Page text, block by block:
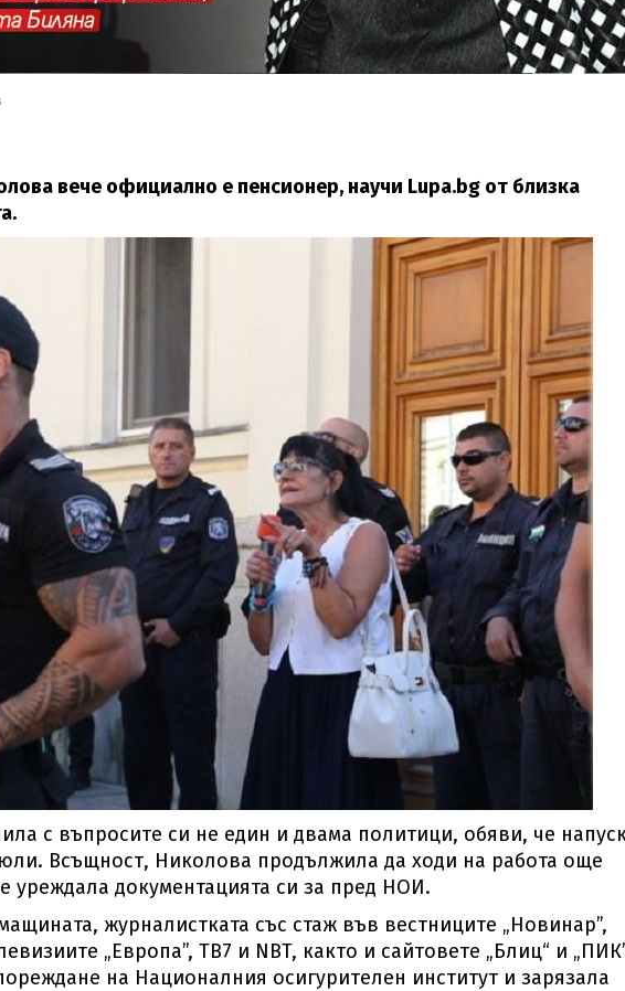
вече официално е пенсионер, научи Lupa.bg от близка
с въпросите си не един и двама политици, обяви, че
Всъщност, Николова продължила да ходи на работа още
уреждала документацията си за пред НОИ.
журналистката със стаж във вестниците „Новинар”,
„Европа”, ТВ7 и NBT, както и сайтовете „Блиц“ и
на Националния осигурителен институт и зарязала